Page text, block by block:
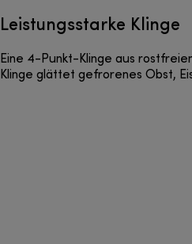
Leistungsstarke Klinge
Eine 4-Punkt-Klinge aus
Klinge glättet gefrorenes Obst,